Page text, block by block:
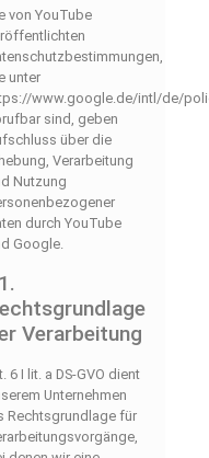
von YouTube
unter
www.google.de/intl/de/
sind, geben
über die
Verarbeitung
Nutzung
durch YouTube
Google.
Verarbeitung
6 I lit. a DS-GVO dient
Unternehmen
Rechtsgrundlage für